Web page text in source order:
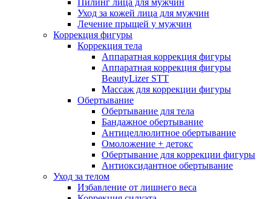
Пилинг лица для мужчин
Уход за кожей лица для мужчин
Лечение прыщей у мужчин
Коррекция фигуры
Коррекция тела
Аппаратная коррекция фигуры
Аппаратная коррекция фигуры
BeautyLizer STT
Массаж для коррекции фигуры
Обертывание
Обертывание для тела
Бандажное обертывание
Антицеллюлитное обертывание
Омоложение + детокс
Обертывание для коррекции фигуры
Антиоксидантное обертывание
Уход за телом
Избавление от лишнего веса